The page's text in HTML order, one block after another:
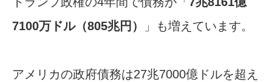
7100万ドル（805兆円）
」も増えています。
アメリカの政府債務は27兆7000億ドルを超え